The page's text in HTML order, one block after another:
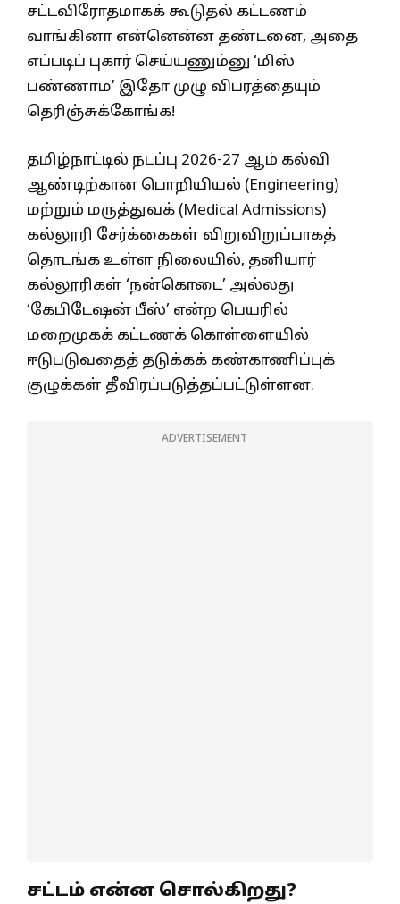
சட்டவிரோதமாகக் கூடுதல் கட்டணம்
வாங்கினா என்னென்ன தண்டனை, அதை
எப்படிப் புகார் செய்யணும்னு ‘மிஸ்
பண்ணாம’ இதோ முழு விபரத்தையும்
தெரிஞ்சுக்கோங்க!
தமிழ்நாட்டில் நடப்பு 2026-27 ஆம் கல்வி
ஆண்டிற்கான பொறியியல் (Engineering)
மற்றும் மருத்துவக் (Medical Admissions)
கல்லூரி சேர்க்கைகள் விறுவிறுப்பாகத்
தொடங்க உள்ள நிலையில், தனியார்
கல்லூரிகள் ‘நன்கொடை’ அல்லது
‘கேபிடேஷன் பீஸ்’ என்ற பெயரில்
மறைமுகக் கட்டணக் கொள்ளையில்
ஈடுபடுவதைத் தடுக்கக் கண்காணிப்புக்
குழுக்கள் தீவிரப்படுத்தப்பட்டுள்ளன.
ADVERTISEMENT
சட்டம் என்ன சொல்கிறது?